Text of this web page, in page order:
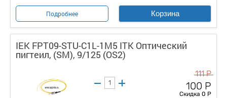
Подробнее Корзина
IEK FPT09-STU-C1L-1M5 ITK Оптический
пигтеил, (SM), 9/125 (OS2)
111 Р
100 Р
Скидка 0 Р